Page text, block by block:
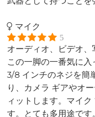
マイク
5
オーディオ、ビデオ、
この一脚の一番気に
3/8 インチのネジを簡
り、カメラ ギアやオ
ィットします。マイ
す。とても多用途で